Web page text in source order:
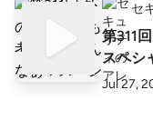
セ
第311
スペシ
Jul 27,